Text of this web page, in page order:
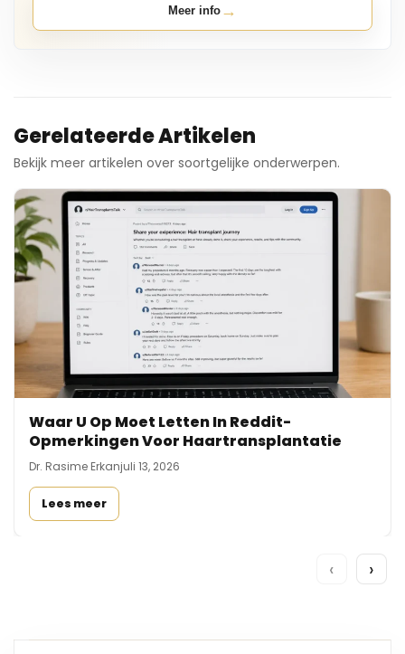
Meer info →
Gerelateerde Artikelen
Bekijk meer artikelen over soortgelijke onderwerpen.
Waar U Op Moet Letten In Reddit-
Opmerkingen Voor Haartransplantatie
Dr. Rasime Erkanjuli 13, 2026
Lees meer
‹ ›